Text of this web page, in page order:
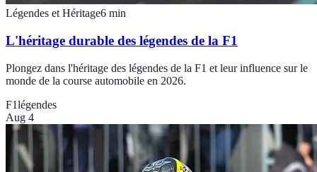
Légendes et Héritage6 min
L'héritage durable des légendes de la F1
Plongez dans l'héritage des légendes de la F1 et leur influence sur le
monde de la course automobile en 2026.
F1légendes
Aug 4